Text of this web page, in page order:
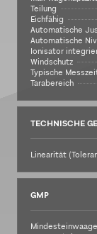
Teilung
Eichfähig
Automatische
Automatische
Ionisator
Windschutz
Typische
Tarabereich
TECHNISCHE
Linearität
GMP